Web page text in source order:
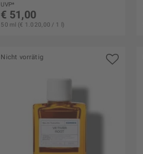
UVP*
€ 51,00
50 ml (€ 1.020,00 / 1 l)
Nicht vorrätig